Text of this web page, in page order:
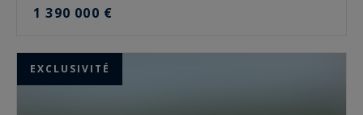
1 390 000 €
EXCLUSIVITÉ